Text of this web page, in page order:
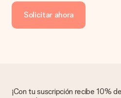
Solicitar ahora
¡Con tu suscripción recibe 10%